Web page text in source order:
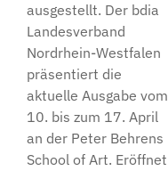
ausgestellt. Der bdia
Landesverband
Nordrhein-Westfalen
präsentiert die
aktuelle Ausgabe vom
10. bis zum 17. April
an der Peter Behrens
School of Art. Eröffnet